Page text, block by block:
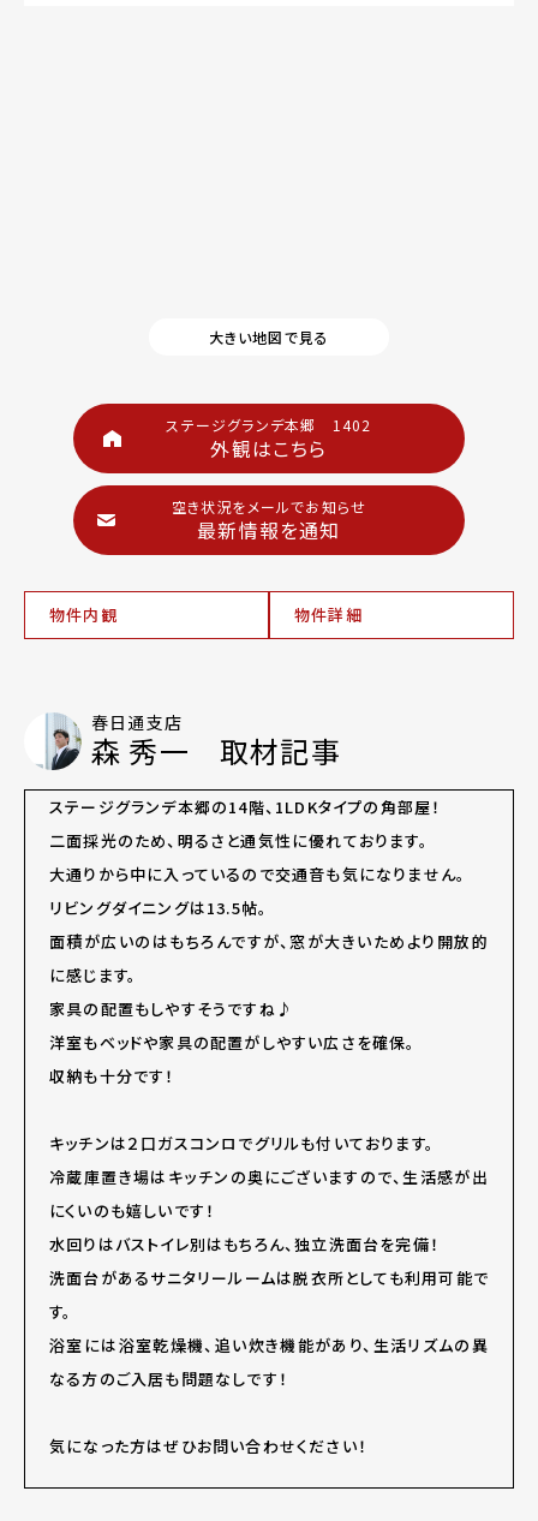
大きい地図で見る
ステージグランデ本郷 1402
外観はこちら
空き状況をメールでお知らせ
最新情報を通知
物件内観 物件詳細
春日通支店
森 秀一 取材記事
ステージグランデ本郷の14階、1LDKタイプの角部屋！
二面採光のため、明るさと通気性に優れております。
大通りから中に入っているので交通音も気になりません。
リビングダイニングは13.5帖。
面積が広いのはもちろんですが、窓が大きいためより開放的
に感じます。
家具の配置もしやすそうですね♪
洋室もベッドや家具の配置がしやすい広さを確保。
収納も十分です！
キッチンは２口ガスコンロでグリルも付いております。
冷蔵庫置き場はキッチンの奥にございますので、生活感が出
にくいのも嬉しいです！
水回りはバストイレ別はもちろん、独立洗面台を完備！
洗面台があるサニタリールームは脱衣所としても利用可能で
す。
浴室には浴室乾燥機、追い炊き機能があり、生活リズムの異
なる方のご入居も問題なしです！
気になった方はぜひお問い合わせください！